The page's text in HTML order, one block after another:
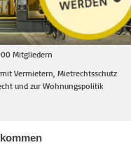
Mitgliedern
Vermietern, Mietrechtsschutz
und zur Wohnungspolitik